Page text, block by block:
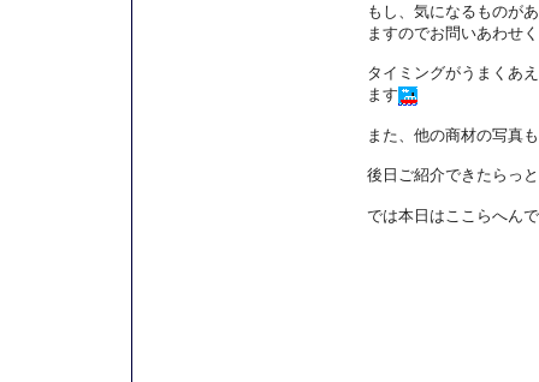
もし、気になるものが
ますのでお問いあわせ
タイミングがうまくあ
ます
また、他の商材の写真
後日ご紹介できたらっ
では本日はここらへん